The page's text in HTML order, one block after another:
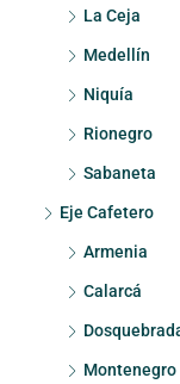
La Ceja
Medellín
Niquía
Rionegro
Sabaneta
Eje Cafetero
Armenia
Calarcá
Montenegro